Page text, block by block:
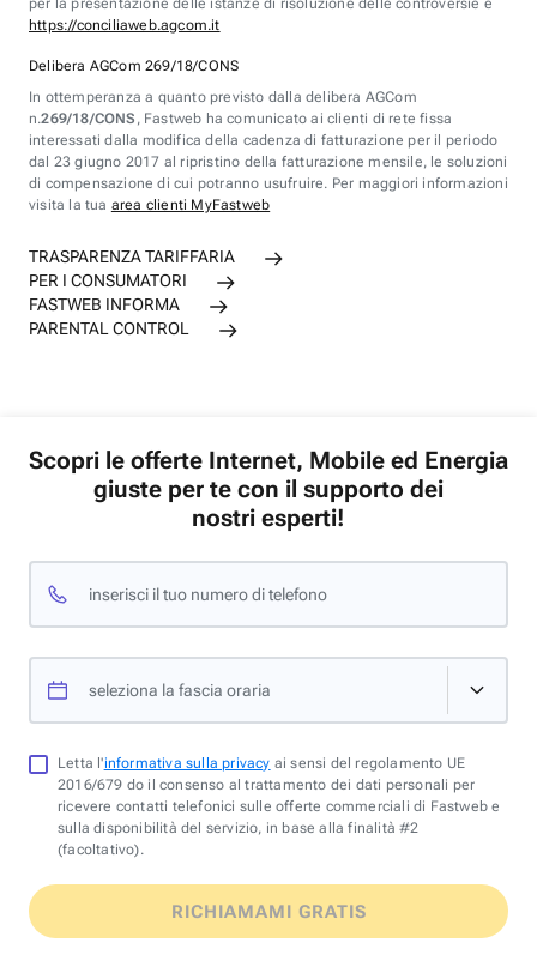
per la presentazione delle istanze di risoluzione delle controversie è
https://conciliaweb.agcom.it
Delibera AGCom 269/18/CONS
In ottemperanza a quanto previsto dalla delibera AGCom
n.269/18/CONS , Fastweb ha comunicato ai clienti di rete fissa
interessati dalla modifica della cadenza di fatturazione per il periodo
dal 23 giugno 2017 al ripristino della fatturazione mensile, le soluzioni
di compensazione di cui potranno usufruire. Per maggiori informazioni
visita la tua area clienti MyFastweb
TRASPARENZA TARIFFARIA
PER I CONSUMATORI
FASTWEB INFORMA
PARENTAL CONTROL
Scopri le offerte Internet, Mobile ed Energia
giuste per te con il supporto dei
nostri esperti!
inserisci il tuo numero di telefono
seleziona la fascia oraria
Letta l'informativa sulla privacy ai sensi del regolamento UE
2016/679 do il consenso al trattamento dei dati personali per
ricevere contatti telefonici sulle offerte commerciali di Fastweb e
sulla disponibilità del servizio, in base alla finalità #2
(facoltativo).
RICHIAMAMI GRATIS